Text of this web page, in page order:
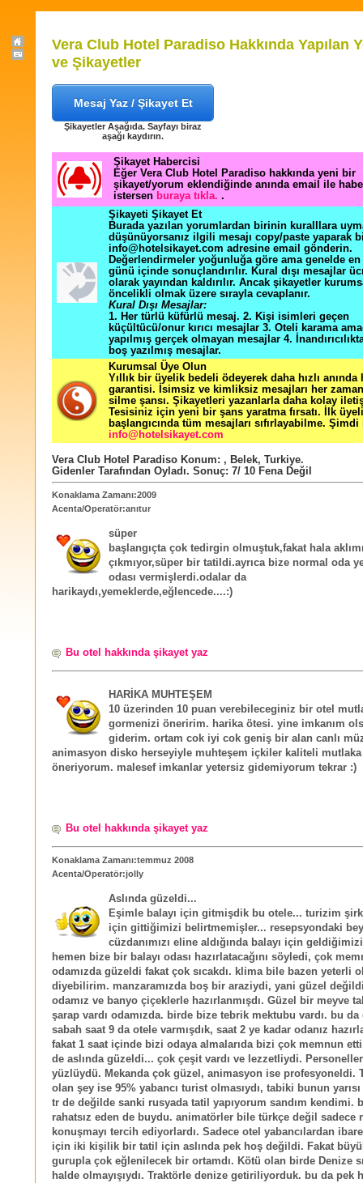
Vera Club Hotel Paradiso Hakkında Yapılan
ve Şikayetler
Mesaj Yaz / Şikayet Et
Şikayetler Aşağıda. Sayfayı biraz
aşağı kaydırın.
Şikayet Habercisi
Eğer Vera Club Hotel Paradiso hakkında yeni bir
şikayet/yorum eklendiğinde anında email ile
istersen buraya tıkla. .
Şikayeti Şikayet Et
Burada yazılan yorumlardan birinin kuralllara
düşünüyorsanız ilgili mesajı copy/paste yaparak
info@hotelsikayet.com adresine email gönderin.
Değerlendirmeler yoğunluğa göre ama genelde
günü içinde sonuçlandırılır. Kural dışı mesajlar
olarak yayından kaldırılır. Ancak şikayetler
öncelikli olmak üzere sırayla cevaplanır.
Kural Dışı Mesajlar:
1. Her türlü küfürlü mesaj. 2. Kişi isimleri geçen
küçültücü/onur kırıcı mesajlar 3. Oteli karama
yapılmış gerçek olmayan mesajlar 4.
boş yazılmış mesajlar.
Kurumsal Üye Olun
Yıllık bir üyelik bedeli ödeyerek daha hızlı
garantisi. İsimsiz ve kimliksiz mesajları her zaman
silme şansı. Şikayetleri yazanlarla daha kolay
Tesisiniz için yeni bir şans yaratma fırsatı. İlk
başlangıcında tüm mesajları sıfırlayabilme. Şimdi
info@hotelsikayet.com
Vera Club Hotel Paradiso Konum: , Belek, Turkiye.
Gidenler Tarafından Oyladı. Sonuç: 7/ 10 Fena Değil
Konaklama Zamanı:2009
Acenta/Operatör:anıtur
süper
başlangıçta çok tedirgin olmuştuk,fakat hala
çıkmıyor,süper bir tatildi.ayrıca bize normal oda
odası vermişlerdi.odalar da
harikaydı,yemeklerde,eğlencede....:)
Bu otel hakkında şikayet yaz
HARİKA MUHTEŞEM
10 üzerinden 10 puan verebileceginiz bir otel
gormenizi öneririm. harika ötesi. yine imkanım
giderim. ortam cok iyi cok geniş bir alan canlı
animasyon disko herseyiyle muhteşem içkiler kaliteli mutlaka
öneriyorum. malesef imkanlar yetersiz gidemiyorum tekrar :)
Bu otel hakkında şikayet yaz
Konaklama Zamanı:temmuz 2008
Acenta/Operatör:jolly
Aslında güzeldi...
Eşimle balayı için gitmişdik bu otele... turizim
için gittiğimizi belirtmemişler... resepsyondaki
cüzdanımızı eline aldığında balayı için
hemen bize bir balayı odası hazırlatacağını söyledi, çok
odamızda güzeldi fakat çok sıcakdı. klima bile bazen yeterli
diyebilirim. manzaramızda boş bir araziydi, yani güzel
odamız ve banyo çiçeklerle hazırlanmışdı. Güzel bir meyve
şarap vardı odamızda. birde bize tebrik mektubu vardı. bu
sabah saat 9 da otele varmışdık, saat 2 ye kadar odanız
fakat 1 saat içinde bizi odaya almalarıda bizi çok memnun
de aslında güzeldi... çok çeşit vardı ve lezzetliydi.
yüzlüydü. Mekanda çok güzel, animasyon ise profesyoneldi.
olan şey ise 95% yabancı turist olmasıydı, tabiki bunun
tr de değilde sanki rusyada tatil yapıyorum sandım kendimi.
rahatsız eden de buydu. animatörler bile türkçe değil sadece
konuşmayı tercih ediyorlardı. Sadece otel yabancılardan
için iki kişilik bir tatil için aslında pek hoş değildi. Fakat
gurupla çok eğlenilecek bir ortamdı. Kötü olan birde Denize
halde olmayışıydı. Traktörle denize getiriliyorduk. bu da pek